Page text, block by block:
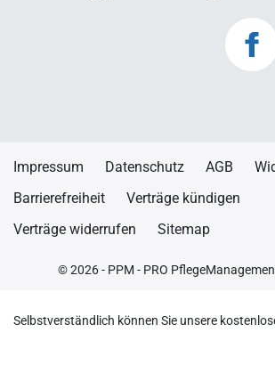
Impressum Datenschutz AGB
Barrierefreiheit
Verträge kündigen
Verträge widerrufen
Sitemap
© 2026 - PPM - PRO
Selbstverständlich können Sie unsere